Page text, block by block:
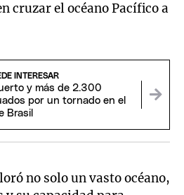
cruzar el océano Pacífico a
INTERESAR
y más de 2.300
por un tornado en el
Brasil
no solo un vasto océano,